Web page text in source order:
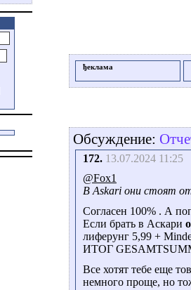
ђеклама
Обсуждение:
172. 13.07.2024 11:25
@Fox1
В Askari они стоят
Согласен 100% . А
Если брать в Аскари
лиферунг 5,99 +
ИТОГ
Все хотят тебе еще
немного проще, но